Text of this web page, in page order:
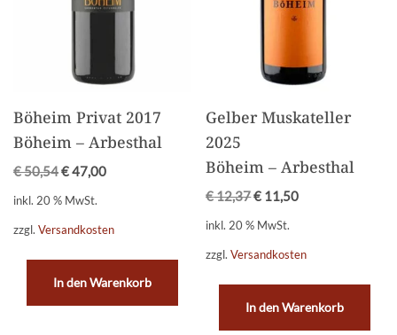
Böheim Privat 2017
Böheim – Arbesthal
€50,54€47,00
inkl. 20 % MwSt.
zzgl. Versandkosten
In den Warenkorb
Gelber Muskateller
2025
Böheim – Arbesthal
€12,37€ 11,50
inkl. 20 % MwSt.
zzgl.Versandkosten
In den Warenkorb